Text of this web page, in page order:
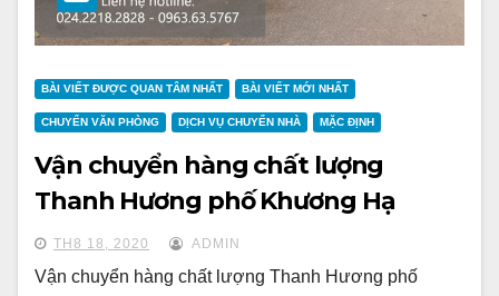
BÀI VIẾT ĐƯỢC QUAN TÂM NHẤT BÀI VIẾT MỚI NHẤT
CHUYỂN VĂN PHÒNG DỊCH VỤ CHUYỂN NHÀ MẶC ĐỊNH
Vận chuyển hàng chất lượng
Thanh Hương phố Khương Hạ
TH8 18, 2020 ADMIN
Vận chuyển hàng chất lượng Thanh Hương phố